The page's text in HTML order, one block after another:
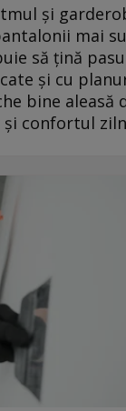
și
mai
să țină
și cu
bine aleasă
confortul